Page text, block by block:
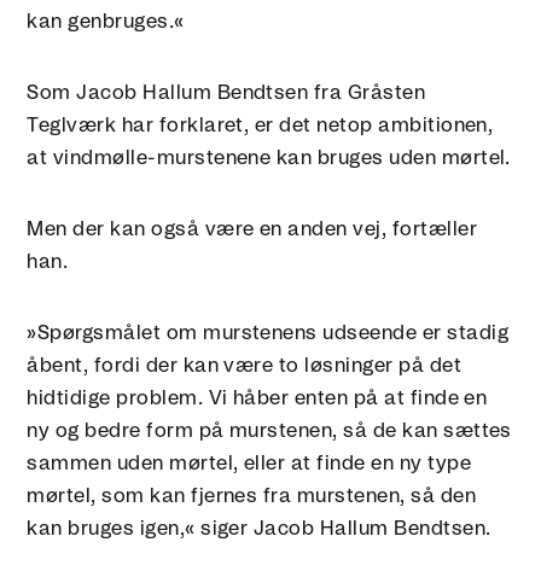
kan genbruges.«
Som Jacob Hallum Bendtsen fra Gråsten
Teglværk har forklaret, er det netop ambitionen,
at vindmølle-murstenene kan bruges uden mørtel.
Men der kan også være en anden vej, fortæller
han.
»Spørgsmålet om murstenens udseende er stadig
åbent, fordi der kan være to løsninger på det
hidtidige problem. Vi håber enten på at finde en
ny og bedre form på murstenen, så de kan sættes
sammen uden mørtel, eller at finde en ny type
mørtel, som kan fjernes fra murstenen, så den
kan bruges igen,« siger Jacob Hallum Bendtsen.